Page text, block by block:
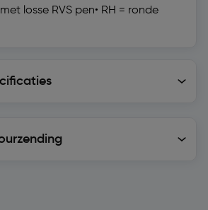
losse RVS pen• RH = ronde